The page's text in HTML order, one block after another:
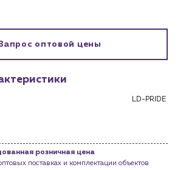
оптовой цены
LD-PRIDE
розничная цена
поставках и комплектации объектов